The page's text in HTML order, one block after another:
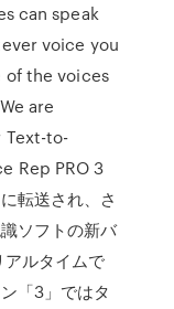
can speak
voice you
of the voices
are
to-
Rep PRO 3
転送され、さ
ソフトの新バ
ルタイムで
「3」ではタ